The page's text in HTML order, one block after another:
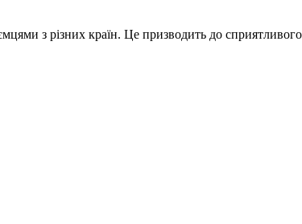
з різних країн. Це призводить до сприятливого